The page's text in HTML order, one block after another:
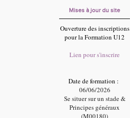
Mises à jour du site
Ouverture des inscriptions
pour la Formation U12
Lien pour s'inscrire
Date de formation :
06/06/2026
Se situer sur un stade &
Principes généraux
(M00180)